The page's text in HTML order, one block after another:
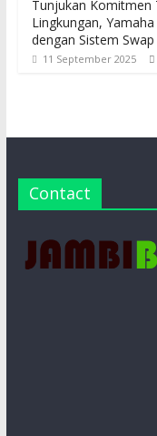
Tunjukan Komitmen
Lingkungan,
dengan Sistem
11 September 2025
Contact